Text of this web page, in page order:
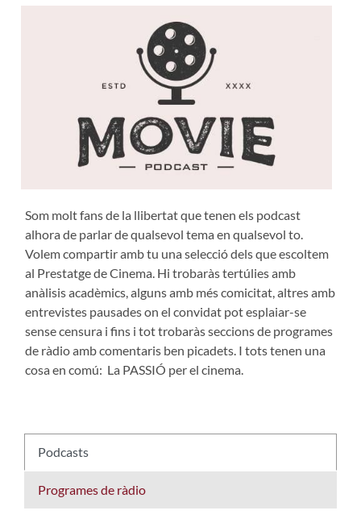
Som molt fans de la llibertat que tenen els podcast
alhora de parlar de qualsevol tema en qualsevol to.
Volem compartir amb tu una selecció dels que escoltem
al Prestatge de Cinema. Hi trobaràs tertúlies amb
anàlisis acadèmics, alguns amb més comicitat, altres amb
entrevistes pausades on el convidat pot esplaiar-se
sense censura i fins i tot trobaràs seccions de programes
de ràdio amb comentaris ben picadets. I tots tenen una
cosa en comú: La PASSIÓ per el cinema.
Podcasts
Programes de ràdio